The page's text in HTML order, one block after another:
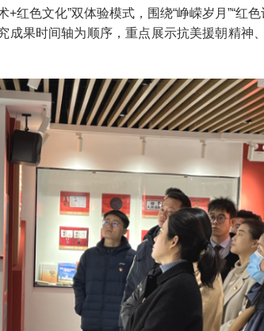
色文化”双体验模式，围绕“峥嵘岁月”“红色
成果时间轴为顺序，重点展示抗美援朝精神